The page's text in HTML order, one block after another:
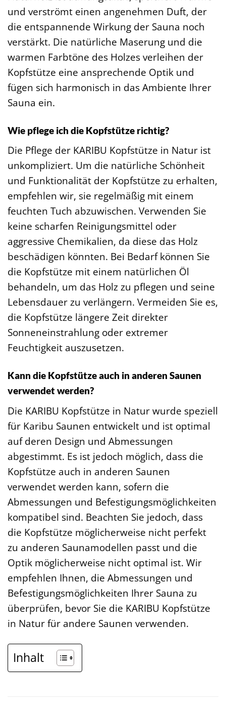
und verströmt einen angenehmen Duft, der
die entspannende Wirkung der Sauna noch
verstärkt. Die natürliche Maserung und die
warmen Farbtöne des Holzes verleihen der
Kopfstütze eine ansprechende Optik und
fügen sich harmonisch in das Ambiente Ihrer
Sauna ein.
Wie pflege ich die Kopfstütze richtig?
Die Pflege der KARIBU Kopfstütze in Natur ist
unkompliziert. Um die natürliche Schönheit
und Funktionalität der Kopfstütze zu erhalten,
empfehlen wir, sie regelmäßig mit einem
feuchten Tuch abzuwischen. Verwenden Sie
keine scharfen Reinigungsmittel oder
aggressive Chemikalien, da diese das Holz
beschädigen könnten. Bei Bedarf können Sie
die Kopfstütze mit einem natürlichen Öl
behandeln, um das Holz zu pflegen und seine
Lebensdauer zu verlängern. Vermeiden Sie es,
die Kopfstütze längere Zeit direkter
Sonneneinstrahlung oder extremer
Feuchtigkeit auszusetzen.
Kann die Kopfstütze auch in anderen Saunen
verwendet werden?
Die KARIBU Kopfstütze in Natur wurde speziell
für Karibu Saunen entwickelt und ist optimal
auf deren Design und Abmessungen
abgestimmt. Es ist jedoch möglich, dass die
Kopfstütze auch in anderen Saunen
verwendet werden kann, sofern die
Abmessungen und Befestigungsmöglichkeiten
kompatibel sind. Beachten Sie jedoch, dass
die Kopfstütze möglicherweise nicht perfekt
zu anderen Saunamodellen passt und die
Optik möglicherweise nicht optimal ist. Wir
empfehlen Ihnen, die Abmessungen und
Befestigungsmöglichkeiten Ihrer Sauna zu
überprüfen, bevor Sie die KARIBU Kopfstütze
in Natur für andere Saunen verwenden.
Inhalt